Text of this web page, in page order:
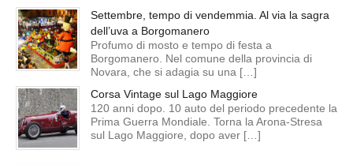
Settembre, tempo di vendemmia. Al via la sagra
dell’uva a Borgomanero
Profumo di mosto e tempo di festa a
Borgomanero. Nel comune della provincia di
Novara, che si adagia su una […]
Corsa Vintage sul Lago Maggiore
120 anni dopo. 10 auto del periodo precedente la
Prima Guerra Mondiale. Torna la Arona-Stresa
sul Lago Maggiore, dopo aver […]